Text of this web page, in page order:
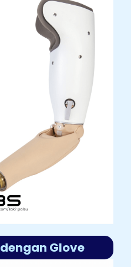
dengan Glove